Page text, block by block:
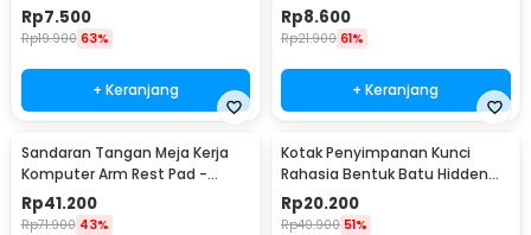
- CN1222
Rp7.500
Rp19.900 63%
+ Keranjang
20x380mm 6 PCS - TT-19
Rp8.600
Rp21.900 61%
+ Keranjang
Sandaran Tangan Meja Kerja
Komputer Arm Rest Pad -
91526
Rp41.200
Rp71.900 43%
Kotak Penyimpanan Kunci
Rahasia Bentuk Batu Hidden
Key Box - B0521
Rp20.200
Rp40.900 51%